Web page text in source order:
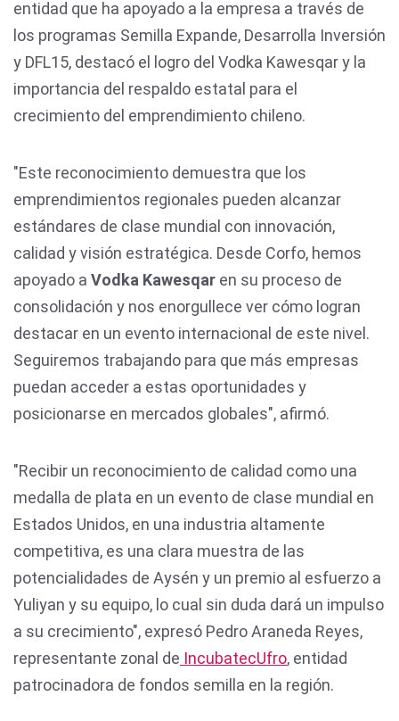
entidad que ha apoyado a la empresa a través de
los programas Semilla Expande, Desarrolla Inversión
y DFL15, destacó el logro del Vodka Kawesqar y la
importancia del respaldo estatal para el
crecimiento del emprendimiento chileno.
"Este reconocimiento demuestra que los
emprendimientos regionales pueden alcanzar
estándares de clase mundial con innovación,
calidad y visión estratégica. Desde Corfo, hemos
apoyado a Vodka Kawesqar en su proceso de
consolidación y nos enorgullece ver cómo logran
destacar en un evento internacional de este nivel.
Seguiremos trabajando para que más empresas
puedan acceder a estas oportunidades y
posicionarse en mercados globales", afirmó.
"Recibir un reconocimiento de calidad como una
medalla de plata en un evento de clase mundial en
Estados Unidos, en una industria altamente
competitiva, es una clara muestra de las
potencialidades de Aysén y un premio al esfuerzo a
Yuliyan y su equipo, lo cual sin duda dará un impulso
a su crecimiento", expresó Pedro Araneda Reyes,
representante zonal de IncubatecUfro, entidad
patrocinadora de fondos semilla en la región.